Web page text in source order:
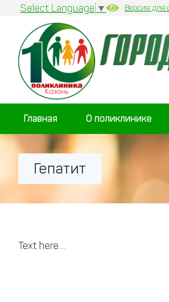
Select Language ▼ Версия для
Главная О поликлинике
Гепатит
Text here....